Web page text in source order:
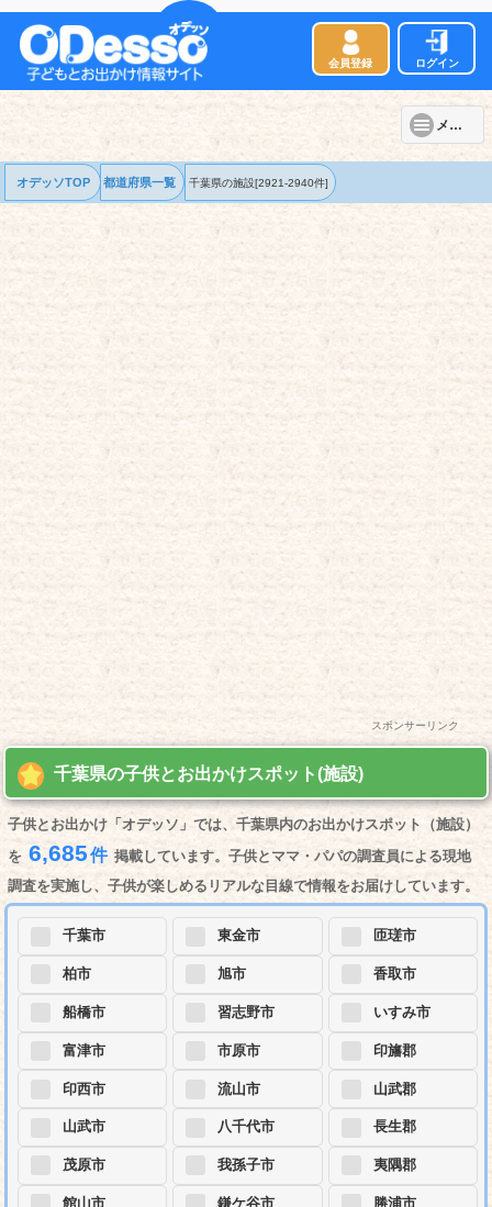
会員登録 ログイン
メニュー
オデッソTOP 都道府県一覧 千葉県の施設[2921-2940件]
スポンサーリンク
千葉県の子供とお出かけスポット(施設)
子供とお出かけ「オデッソ」では、千葉県内のお出かけスポット（施設）
を 6,685件 掲載しています。子供とママ・パパの調査員による現地
調査を実施し、子供が楽しめるリアルな目線で情報をお届けしています。
千葉市
柏市
船橋市
富津市
印西市
山武市
茂原市
館山市
東金市
旭市
習志野市
市原市
流山市
八千代市
我孫子市
鎌ケ谷市
匝瑳市
香取市
いすみ市
印旛郡
山武郡
長生郡
夷隅郡
勝浦市